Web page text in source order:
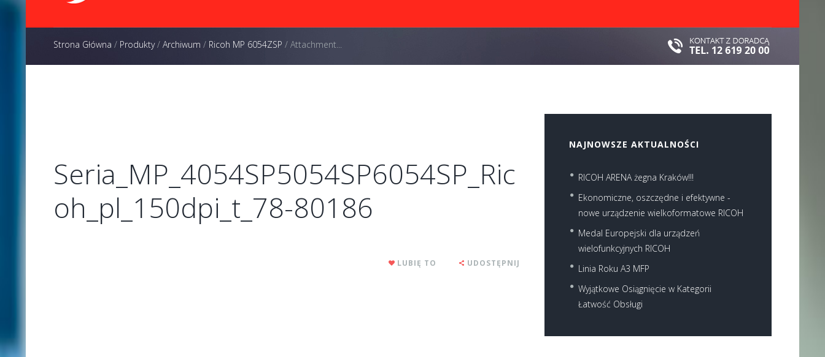
Strona Główna / Produkty/ Archiwum / Ricoh MP 6054ZSP / Attachment...
Seria_MP_4054SP5054SP6054SP_Ric
oh_pl_150dpi_t_78-80186
LUBIĘ TO UDOSTĘPNIJ
NAJNOWSZE AKTUALNOŚCI
RICOH ARENA żegna Kraków!!!
Ekonomiczne, oszczędne i efektywne -
nowe urządzenie wielkoformatowe RICOH
Medal Europejski dla urządzeń
wielofunkcyjnych RICOH
Linia Roku A3 MFP
Wyjątkowe Osiągnięcie w Kategorii
Łatwość Obsługi